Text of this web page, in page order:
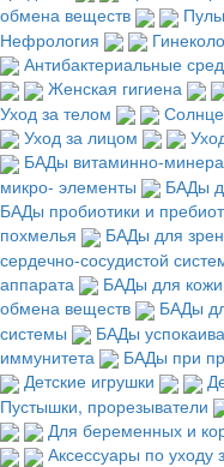
обмена веществ
Нефрология
Антибактериальные
Женская гигиена
Уход за телом
Уход за лицом
БАДы витаминно-
микро- элементы
БАДы
БАДы пробиотики и
похмелья
БАДы для
сердечно-сосудистой
аппарата
БАДы для
обмена веществ
БАДы
системы
БАДы
иммунитета
БАДы при
Детские игрушки
Пустышки, прорезыватели
Для беременных и
Аксессуары по